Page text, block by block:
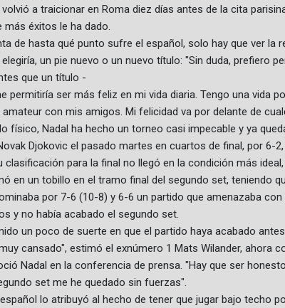
a traicionar en Roma diez días antes de la cita
más éxitos le ha dado.
de hasta qué punto sufre el español, solo hay que ver la
un pie nuevo o un nuevo título: "Sin duda, prefiero
que un título -
permitiría ser más feliz en mi vida diaria. Tengo una vida
con mis amigos. Mi felicidad va por delante de
físico, Nadal ha hecho un torneo casi impecable y ya
Djokovic el pasado martes en cuartos de final, por 6-
clasificación para la final no llegó en la condición más
en un tobillo en el tramo final del segundo set, teniendo
por 7-6 (10-8) y 6-6 un partido que amenazaba
y no había acabado el segundo set.
un poco de suerte en que el partido haya acabado
cansado", estimó el exnúmero 1 Mats Wilander, ahora
Nadal en la conferencia de prensa. "Hay que ser
set me he quedado sin fuerzas".
lo atribuyó al hecho de tener que jugar bajo techo